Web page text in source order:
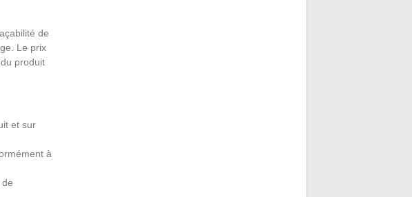
de
Le prix
produit
et sur
à